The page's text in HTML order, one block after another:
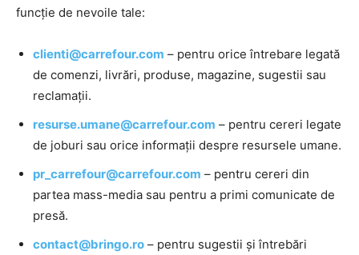
funcție de nevoile tale:
clienti@carrefour.com – pentru orice întrebare legată
de comenzi, livrări, produse, magazine, sugestii sau
reclamații.
resurse.umane@carrefour.com – pentru cereri legate
de joburi sau orice informații despre resursele umane.
pr_carrefour@carrefour.com – pentru cereri din
partea mass-media sau pentru a primi comunicate de
presă.
contact@bringo.ro – pentru sugestii și întrebări